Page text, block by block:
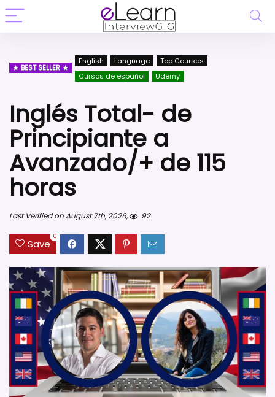
BEST SELLER
English Language
Top Courses
Cursos de español
Udemy
Inglés Total- de
Principiante a
Avanzado/+ de 115
horas
Last Verified on August 7th, 2026, 92
Save
0